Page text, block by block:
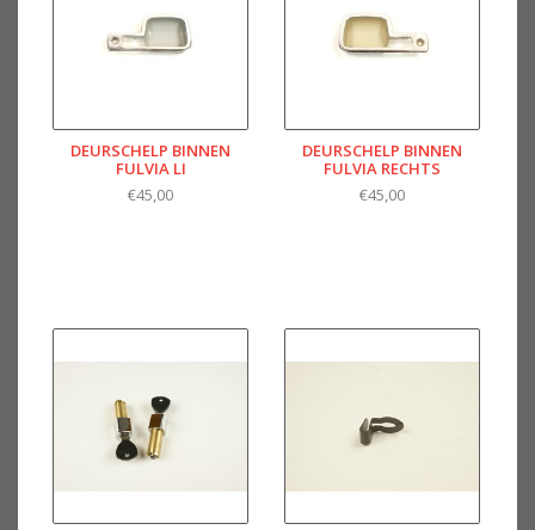
DEURSCHELP BINNEN
FULVIA LI
€45,00
DEURSCHELP BINNEN
FULVIA RECHTS
€45,00